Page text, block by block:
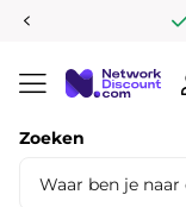
Zoeken
Deel dit product
Krimptang